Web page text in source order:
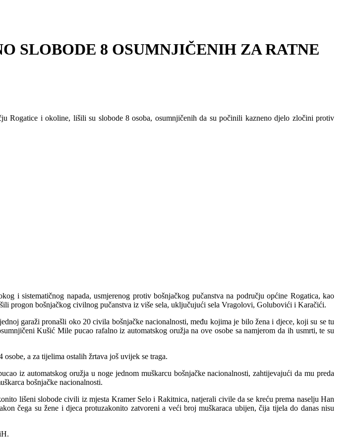
SLOBODE 8 OSUMNJIČENIH ZA RATNE
Rogatice i okoline, lišili su slobode 8 osoba, osumnjičenih da su počinili kazneno djelo zločini protiv
i sistematičnog napada, usmjerenog protiv bošnjačkog pučanstva na području općine Rogatica, kao
progon bošnjačkog civilnog pučanstva iz više sela, uključujući sela Vragolovi, Golubovići i Karačići.
garaži pronašli oko 20 civila bošnjačke nacionalnosti, među kojima je bilo žena i djece, koji su se tu
Kušić Mile pucao rafalno iz automatskog oružja na ove osobe sa namjerom da ih usmrti, te su
a za tijelima ostalih žrtava još uvijek se traga.
iz automatskog oružja u noge jednom muškarcu bošnjačke nacionalnosti, zahtijevajući da mu preda
bošnjačke nacionalnosti.
lišeni slobode civili iz mjesta Kramer Selo i Rakitnica, natjerali civile da se kreću prema naselju Han
čega su žene i djeca protuzakonito zatvoreni a veći broj muškaraca ubijen, čija tijela do danas nisu